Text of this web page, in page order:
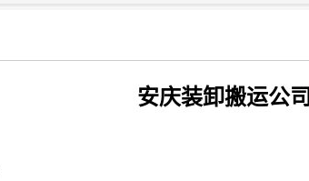
安庆装卸搬运公司